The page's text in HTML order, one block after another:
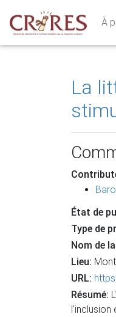
À
La
État de
Type de
Nom de
Lieu:
URL:
Résumé:
l'inclusion